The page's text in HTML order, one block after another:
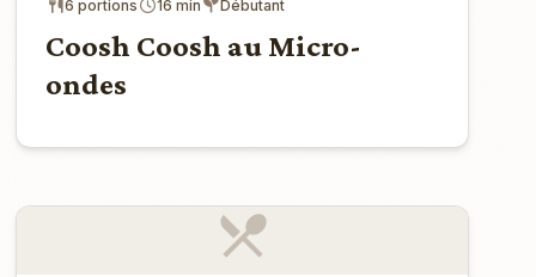
6 portions 16 min Débutant
Coosh Coosh au Micro-
ondes